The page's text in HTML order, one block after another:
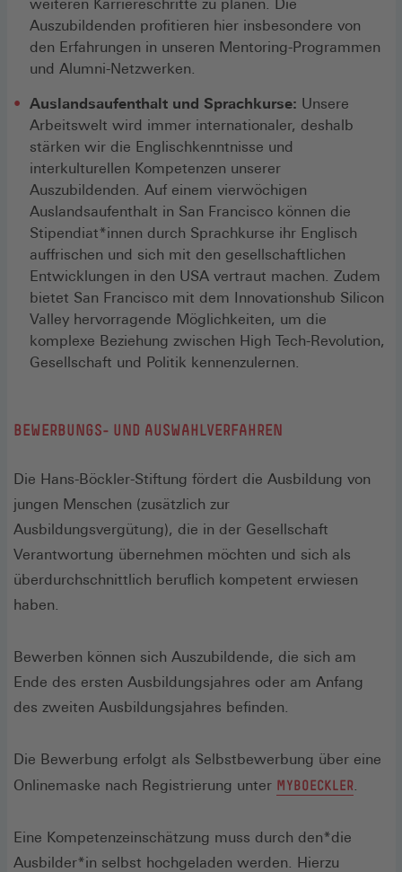
weiteren Karriereschritte zu planen. Die
Auszubildenden profitieren hier insbesondere von
den Erfahrungen in unseren Mentoring-Programmen
und Alumni-Netzwerken.
Auslandsaufenthalt und Sprachkurse: Unsere
Arbeitswelt wird immer internationaler, deshalb
stärken wir die Englischkenntnisse und
interkulturellen Kompetenzen unserer
Auszubildenden. Auf einem vierwöchigen
Auslandsaufenthalt in San Francisco können die
Stipendiat*innen durch Sprachkurse ihr Englisch
auffrischen und sich mit den gesellschaftlichen
Entwicklungen in den USA vertraut machen. Zudem
bietet San Francisco mit dem Innovationshub Silicon
Valley hervorragende Möglichkeiten, um die
komplexe Beziehung zwischen High Tech-Revolution,
Gesellschaft und Politik kennenzulernen.
BEWERBUNGS- UND AUSWAHLVERFAHREN
Die Hans-Böckler-Stiftung fördert die Ausbildung von
jungen Menschen (zusätzlich zur
Ausbildungsvergütung), die in der Gesellschaft
Verantwortung übernehmen möchten und sich als
überdurchschnittlich beruflich kompetent erwiesen
haben.
Bewerben können sich Auszubildende, die sich am
Ende des ersten Ausbildungsjahres oder am Anfang
des zweiten Ausbildungsjahres befinden.
Die Bewerbung erfolgt als Selbstbewerbung über eine
Onlinemaske nach Registrierung unter MYBOECKLER
Eine Kompetenzeinschätzung muss durch den*die
Ausbilder*in selbst hochgeladen werden. Hierzu